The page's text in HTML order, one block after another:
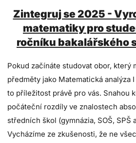
Zintegruj se 2025 -
matematiky pro
ročníku bakalářského
Pokud začínáte studovat obor, který
předměty jako Matematická analýza
to příležitost právě pro vás. Snahou
počáteční rozdíly ve znalostech
středních škol (gymnázia, SOŠ, SPŠ
Vycházíme ze zkušenosti, že ne